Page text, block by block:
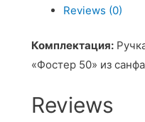
Reviews (0)
Комплектация:
«Фостер 50» из
Reviews